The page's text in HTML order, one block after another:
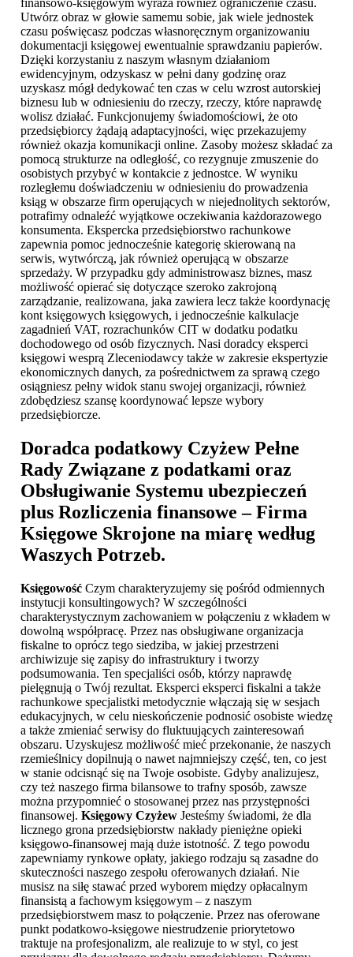
finansowo-księgowym wyraża również ograniczenie czasu.
Utwórz obraz w głowie samemu sobie, jak wiele jednostek
czasu poświęcasz podczas własnoręcznym organizowaniu
dokumentacji księgowej ewentualnie sprawdzaniu papierów.
Dzięki korzystaniu z naszym własnym działaniom
ewidencyjnym, odzyskasz w pełni dany godzinę oraz
uzyskasz mógł dedykować ten czas w celu wzrost autorskiej
biznesu lub w odniesieniu do rzeczy, rzeczy, które naprawdę
wolisz działać. Funkcjonujemy świadomościowi, że oto
przedsiębiorcy żądają adaptacyjności, więc przekazujemy
również okazja komunikacji online. Zasoby możesz składać za
pomocą strukturze na odległość, co rezygnuje zmuszenie do
osobistych przybyć w kontakcie z jednostce. W wyniku
rozległemu doświadczeniu w odniesieniu do prowadzenia
ksiąg w obszarze firm operujących w niejednolitych sektorów,
potrafimy odnaleźć wyjątkowe oczekiwania każdorazowego
konsumenta. Ekspercka przedsiębiorstwo rachunkowe
zapewnia pomoc jednocześnie kategorię skierowaną na
serwis, wytwórczą, jak również operującą w obszarze
sprzedaży. W przypadku gdy administrowasz biznes, masz
możliwość opierać się dotyczące szeroko zakrojoną
zarządzanie, realizowana, jaka zawiera lecz także koordynację
kont księgowych księgowych, i jednocześnie kalkulacje
zagadnień VAT, rozrachunków CIT w dodatku podatku
dochodowego od osób fizycznych. Nasi doradcy eksperci
księgowi wesprą Zleceniodawcy także w zakresie ekspertyzie
ekonomicznych danych, za pośrednictwem za sprawą czego
osiągniesz pełny widok stanu swojej organizacji, również
zdobędziesz szansę koordynować lepsze wybory
przedsiębiorcze.
Doradca podatkowy CzyżewPełne
Rady Związane z podatkami oraz
Obsługiwanie Systemu ubezpieczeń
plus Rozliczenia finansowe – Firma
Księgowe Skrojone na miarę według
Waszych Potrzeb.
Księgowość Czym charakteryzujemy się pośród odmiennych
instytucji konsultingowych? W szczególności
charakterystycznym zachowaniem w połączeniu z wkładem w
dowolną współpracę. Przez nas obsługiwane organizacja
fiskalne to oprócz tego siedziba, w jakiej przestrzeni
archiwizuje się zapisy do infrastruktury i tworzy
podsumowania. Ten specjaliści osób, którzy naprawdę
pielęgnują o Twój rezultat. Eksperci eksperci fiskalni a także
rachunkowe specjalistki metodycznie włączają się w sesjach
edukacyjnych, w celu nieskończenie podnosić osobiste wiedzę
a także zmieniać serwisy do fluktuujących zainteresowań
obszaru. Uzyskujesz możliwość mieć przekonanie, że naszych
rzemieślnicy dopilnują o nawet najmniejszy część, ten, co jest
w stanie odcisnąć się na Twoje osobiste. Gdyby analizujesz,
czy też naszego firma bilansowe to trafny sposób, zawsze
można przypomnieć o stosowanej przez nas przystępności
finansowej. Księgowy Czyżew Jesteśmy świadomi, że dla
licznego grona przedsiębiorstw nakłady pieniężne opieki
księgowo-finansowej mają duże istotność. Z tego powodu
zapewniamy rynkowe opłaty, jakiego rodzaju są zasadne do
skuteczności naszego zespołu oferowanych działań. Nie
musisz na siłę stawać przed wyborem między opłacalnym
finansistą a fachowym księgowym – z naszym
przedsiębiorstwem masz to połączenie. Przez nas oferowane
punkt podatkowo-księgowe niestrudzenie priorytetowo
traktuje na profesjonalizm, ale realizuje to w styl, co jest